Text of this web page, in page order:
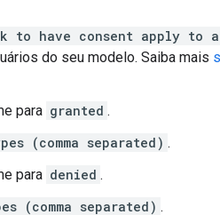
to have consent apply to
do seu modelo. Saiba mais
para granted .
(comma separated) .
para denied .
(comma separated) .